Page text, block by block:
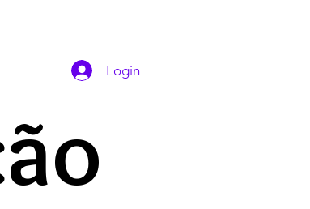
Login